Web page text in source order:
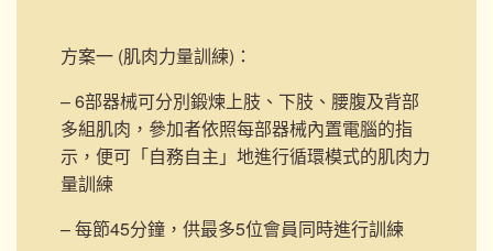
方案一 (肌肉力量訓練) ：
– 6部器械可分別鍛煉上肢、下肢、腰腹及背部
多組肌肉，參加者依照每部器械內置電腦的指
示，便可「自務自主」地進行循環模式的肌肉力
量訓練
– 每節45分鐘，供最多5位會員同時進行訓練